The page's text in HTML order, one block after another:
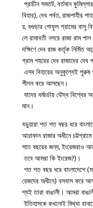
প্রাচীন সমতট, বর্তমান
বিহার), দেব পর্বত, রাজশাহীর
র, বগুড়ার গোফুল গ্রামের বাসু
লে রামাবতী নগরে রাজা রাম পাল
দক্ষিণে দেব রাজ কর্তৃক নির্মিত
গ্রাম শহরের দেব রাজাদের দেব
এসব বিহারের অনুকুল্যেই পুরুষ
শীলন করে আসছেন।
যাদের ধর্মচর্চায় বৌদ্ধ
মান।
বড়ুয়ারা শত শত বছর ধরে
আরাকান রাজার অধীনে
সাত বছরের জন্য, ইংরেজরাও
তবে আমরা কি ইংরেজ?)।
শত শত বছর ধরে বাংলাদেশে
রেজদের অধীনে) বসবাস করে
শ্যই তারা বাঙালী। আমরা
ইতিহাসকে কখনোই মিথ্যা